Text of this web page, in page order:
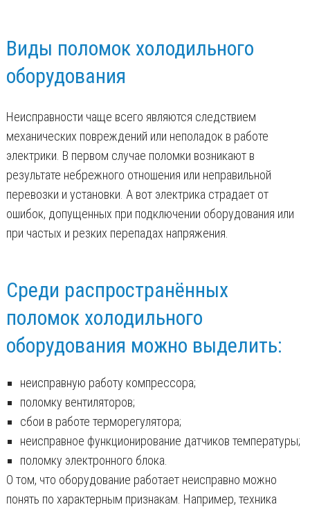
Виды поломок холодильного
оборудования
Неисправности чаще всего являются следствием
механических повреждений или неполадок в работе
электрики. В первом случае поломки возникают в
результате небрежного отношения или неправильной
перевозки и установки. А вот электрика страдает от
ошибок, допущенных при подключении оборудования или
при частых и резких перепадах напряжения.
Среди распространённых
поломок холодильного
оборудования можно выделить:
неисправную работу компрессора;
поломку вентиляторов;
сбои в работе терморегулятора;
неисправное функционирование датчиков температуры;
поломку электронного блока.
О том, что оборудование работает неисправно можно
понять по характерным признакам. Например, техника